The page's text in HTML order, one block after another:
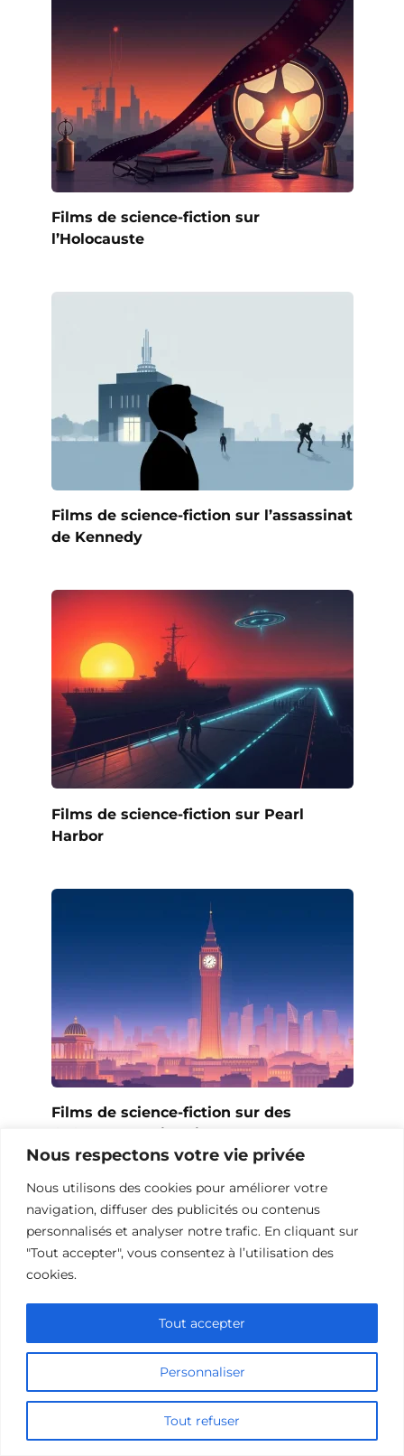
Nous respectons votre vie privée
Nous utilisons des cookies pour améliorer votre
navigation, diffuser des publicités ou contenus
personnalisés et analyser notre trafic. En cliquant sur
"Tout accepter", vous consentez à l’utilisation des
cookies.
Personnaliser
Tout refuser
Tout accepter
Films de science-fiction sur
l’Holocauste
Films de science-fiction sur l’assassinat
de Kennedy
Films de science-fiction sur Pearl
Harbor
Films de science-fiction sur des
événements historiques